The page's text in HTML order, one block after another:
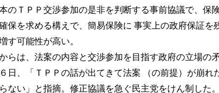
のＴＰＰ交渉参加の是非を判断する事前協議で、保
保を求める構えで、簡易保険に 事実上の政府保証を
す可能性が高い。
らは、法案の内容と交渉参加を目指す政府の立場の
日、「ＴＰＰの話が出てきて法案 （の前提）が崩れ
ない」と指摘。修正協議を急ぐ民主党をけん制した。